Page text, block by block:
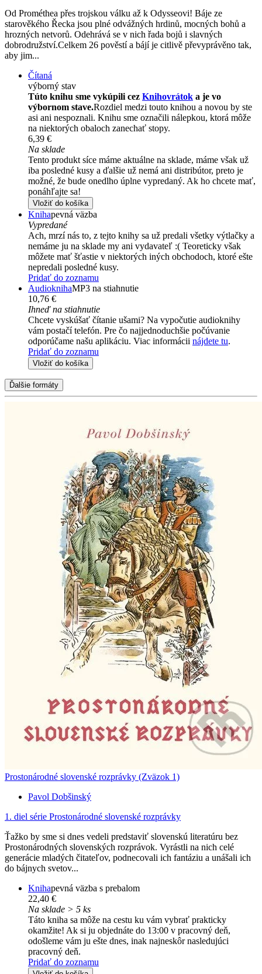
Od Prométhea přes trojskou válku až k Odysseovi! Báje ze
starověkého Řecka jsou plné odvážných hrdinů, mocných bohů a
hrozných netvorů. Odehrává se v nich řada bojů i slavných
dobrodružství.Celkem 26 pověstí a bájí je citlivě převyprávěno tak,
aby jim...
Čítaná
výborný stav
Túto knihu sme vykúpili cez Knihovrátok a je vo
výbornom stave.Rozdiel medzi touto knihou a novou by ste
asi ani nespoznali. Knihu sme označili nálepkou, ktorá môže
na niektorých obaloch zanechať stopy.
6,39 €
Na sklade
Tento produkt síce máme aktuálne na sklade, máme však už
iba posledné kusy a ďalšie už nemá ani distribútor, preto je
možné, že bude onedlho úplne vypredaný. Ak ho chcete mať,
ponáhľajte sa!
Vložiť do košíka
Knihapevná väzba
Vypredané
Ach, mrzí nás to, z tejto knihy sa už predali všetky výtlačky a
nemáme ju na sklade my ani vydavateľ :( Teoreticky však
môžete mať šťastie v niektorých iných obchodoch, ktoré ešte
nepredali posledné kusy.
Pridať do zoznamu
AudioknihaMP3 na stiahnutie
10,76 €
Ihneď na stiahnutie
Chcete vyskúšať čítanie ušami? Na vypočutie audioknihy
vám postačí telefón. Pre čo najjednoduchšie počúvanie
odporúčame našu aplikáciu. Viac informácii nájdete tu.
Pridať do zoznamu
Vložiť do košíka
Ďalšie formáty
Prostonárodné slovenské rozprávky (Zväzok 1)
Pavol Dobšinský
1. diel série Prostonárodné slovenské rozprávky
Ťažko by sme si dnes vedeli predstaviť slovenskú literatúru bez
Prostonárodných slovenských rozprávok. Vyrástli na nich celé
generácie mladých čitateľov, podnecovali ich fantáziu a unášali ich
do bájnych svetov...
Knihapevná väzba s prebalom
22,40 €
Na sklade > 5 ks
Táto kniha sa môže na cestu ku vám vybrať prakticky
okamžite! Ak si ju objednáte do 13:00 v pracovný deň,
odošleme vám ju ešte dnes, inak najneskôr nasledujúci
pracovný deň.
Pridať do zoznamu